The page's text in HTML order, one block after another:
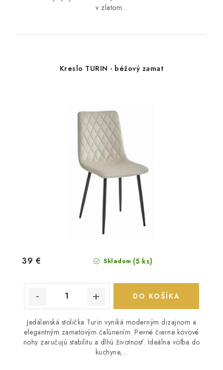
v zlatom...
Kreslo TURIN - béžový zamat
Skladom (5 ks)
39 €
DO KOŠÍKA
Jedálenská stolička Turin vyniká moderným dizajnom a
elegantným zamatovým čalúnením. Pevné čierne kovové
nohy zaručujú stabilitu a dlhú životnosť. Ideálna voľba do
kuchyne,...